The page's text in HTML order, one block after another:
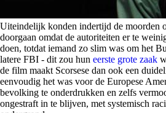
Uiteindelijk konden indertijd de moorden
doorgaan omdat de autoriteiten er te
doen, totdat iemand zo slim was om het
latere FBI - dit zou hun eerste grote zaak
de film maakt Scorsese dan ook een
eenvoudig het was voor de Europese
bevolking te onderdrukken en zelfs
ongestraft in te blijven, met systemisch